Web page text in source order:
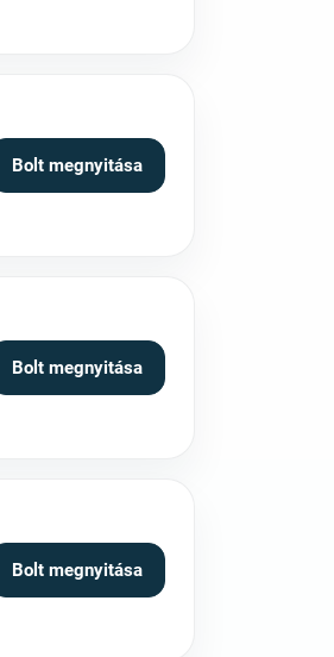
Bolt megnyitása
Bolt megnyitása
Bolt megnyitása